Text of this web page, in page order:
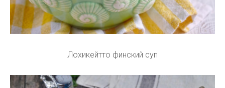
Лохикейтто финский суп